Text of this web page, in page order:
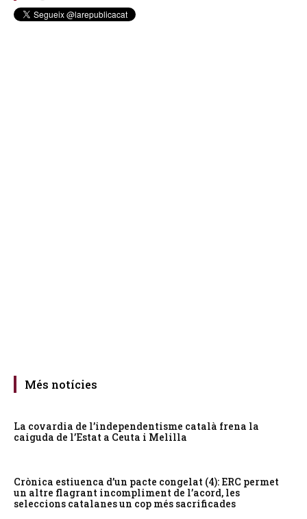
Més notícies
La covardia de l’independentisme català frena la
caiguda de l’Estat a Ceuta i Melilla
Crònica estiuenca d’un pacte congelat (4): ERC permet
un altre flagrant incompliment de l’acord, les
seleccions catalanes un cop més sacrificades